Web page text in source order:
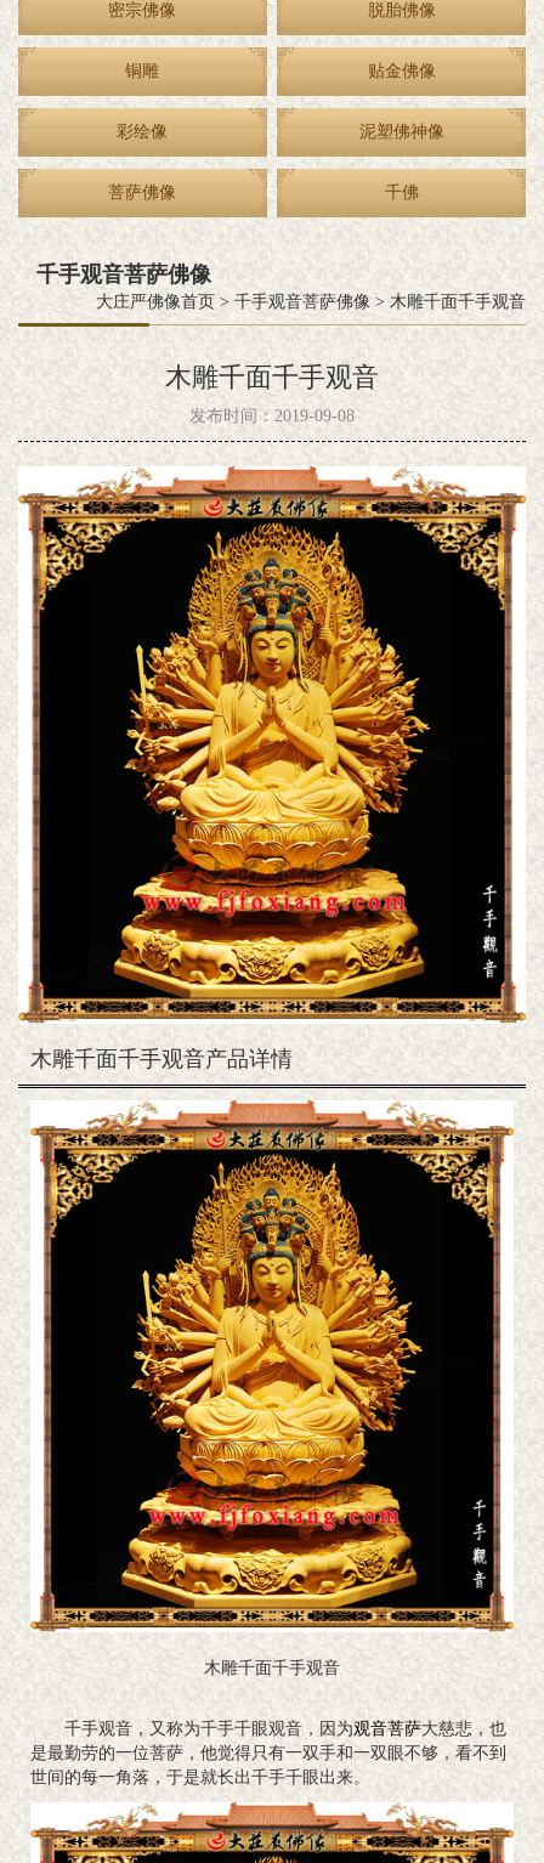
密宗佛像 脱胎佛像
铜雕 贴金佛像
彩绘像 泥塑佛神像
菩萨佛像 千佛
千手观音菩萨佛像
大庄严佛像首页 > 千手观音菩萨佛像 > 木雕千面千手观音
木雕千面千手观音
发布时间：2019-09-08
木雕千面千手观音产品详情
木雕千面千手观音
千手观音，又称为千手千眼观音，因为观音菩萨大慈悲，也
是最勤劳的一位菩萨，他觉得只有一双手和一双眼不够，看不到
世间的每一角落，于是就长出千手千眼出来。